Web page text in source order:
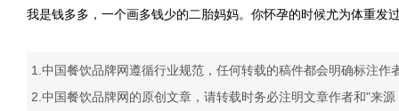
我是钱多多，一个画多钱少的二胎妈妈。你怀孕的时候尤为体重发
1.中国餐饮品牌网遵循行业规范，任何转载的稿件都会明确标注作
2.中国餐饮品牌网的原创文章，请转载时务必注明文章作者和"来